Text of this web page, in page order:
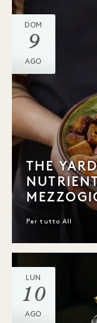
DOM
9
AGO
THE
Per tutto All
LUN
10
AGO